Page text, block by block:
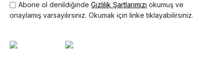
Abone ol denildiğinde Gizlilik Şartlarımızı okumuş ve
onaylamış varsayılırsınız. Okumak için linke tıklayabilirsiniz.